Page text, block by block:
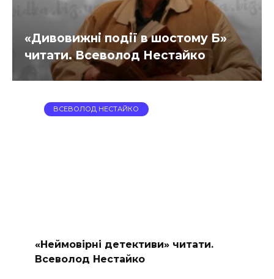
«Дивовижні події в шостому Б»
читати. Всеволод Нестайко
ВСЕВОЛОД НЕСТАЙКО
«Неймовірні детективи» читати.
Всеволод Нестайко